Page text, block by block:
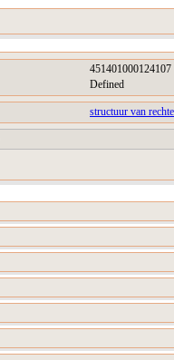
451401000124107
Defined
structuur van